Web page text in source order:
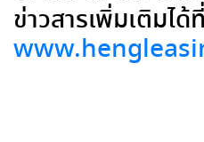
ข่าวสารเพิ่มเติมได้ที่